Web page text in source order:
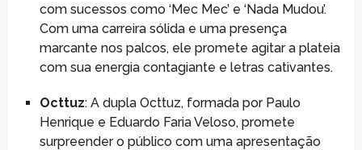
com sucessos como ‘Mec Mec’ e ‘Nada Mudou’.
Com uma carreira sólida e uma presença
marcante nos palcos, ele promete agitar a plateia
com sua energia contagiante e letras cativantes.
Octtuz: A dupla Octtuz, formada por Paulo
Henrique e Eduardo Faria Veloso, promete
surpreender o público com uma apresentação